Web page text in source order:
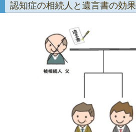
認知症の相続人と遺言書の効果